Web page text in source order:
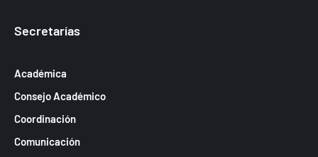
Secretarías
Académica
Consejo Académico
Coordinación
Comunicación